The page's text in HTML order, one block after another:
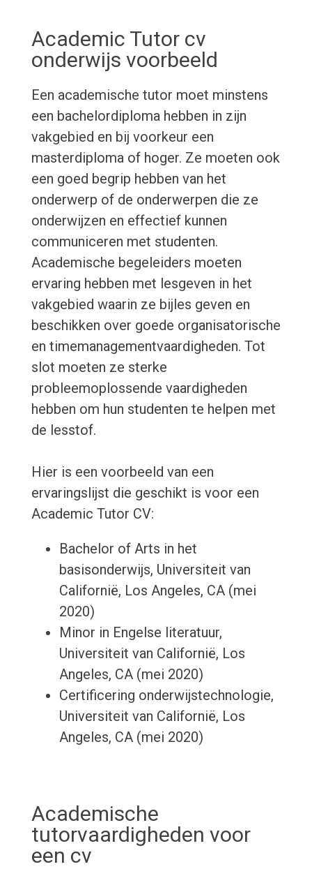
Academic Tutor cv
onderwijs voorbeeld
Een academische tutor moet minstens
een bachelordiploma hebben in zijn
vakgebied en bij voorkeur een
masterdiploma of hoger. Ze moeten ook
een goed begrip hebben van het
onderwerp of de onderwerpen die ze
onderwijzen en effectief kunnen
communiceren met studenten.
Academische begeleiders moeten
ervaring hebben met lesgeven in het
vakgebied waarin ze bijles geven en
beschikken over goede organisatorische
en timemanagementvaardigheden. Tot
slot moeten ze sterke
probleemoplossende vaardigheden
hebben om hun studenten te helpen met
de lesstof.
Hier is een voorbeeld van een
ervaringslijst die geschikt is voor een
Academic Tutor CV:
Bachelor of Arts in het
basisonderwijs, Universiteit van
Californië, Los Angeles, CA (mei
2020)
Minor in Engelse literatuur,
Universiteit van Californië, Los
Angeles, CA (mei 2020)
Certificering onderwijstechnologie,
Universiteit van Californië, Los
Angeles, CA (mei 2020)
Academische
tutorvaardigheden voor
een cv